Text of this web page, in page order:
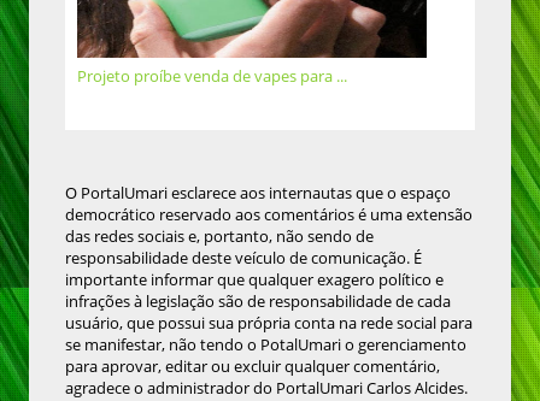
Projeto proíbe venda de vapes para ...
O PortalUmari esclarece aos internautas que o espaço
democrático reservado aos comentários é uma extensão
das redes sociais e, portanto, não sendo de
responsabilidade deste veículo de comunicação. É
importante informar que qualquer exagero político e
infrações à legislação são de responsabilidade de cada
usuário, que possui sua própria conta na rede social para
se manifestar, não tendo o PotalUmari o gerenciamento
para aprovar, editar ou excluir qualquer comentário,
agradece o administrador do PortalUmari Carlos Alcides.